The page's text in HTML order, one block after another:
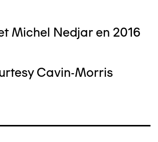
Michel Nedjar en 2016
Cavin-Morris